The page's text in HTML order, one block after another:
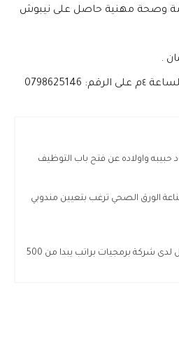
وصحة مهنية حاصل على نيبوش
.
على الرقم: 0798625146
واولاده عن فتح باب التوظيف
الورق الصحي ترغب بتعيين مندوبي
شركة برمجيات براتب يبدا من 500